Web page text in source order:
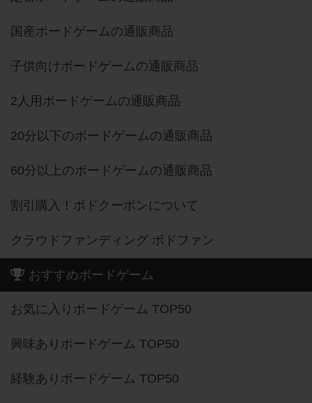
国産ボードゲームの通販商品
子供向けボードゲームの通販商品
2人用ボードゲームの通販商品
20分以下のボードゲームの通販商品
60分以上のボードゲームの通販商品
割引購入！ボドクーポンについて
クラウドファンディング ボドファン
おすすめボードゲーム
お気に入りボードゲーム TOP50
興味ありボードゲーム TOP50
経験ありボードゲーム TOP50